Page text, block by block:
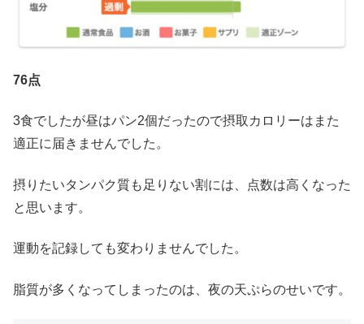
76点
3食でしたが昼はパン2個だったので摂取カロリーはまた
適正に届きませんでした。
摂りたいタンパク質も足りない割には、点数は高くなった
と思います。
運動を記録しても変わりませんでした。
脂質が多くなってしまったのは、夜の天ぷらのせいです。